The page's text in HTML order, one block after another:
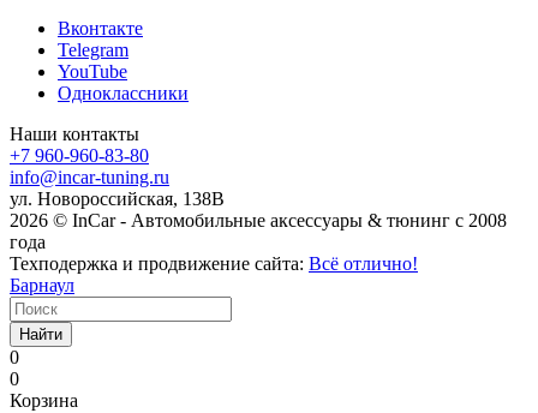
Вконтакте
Telegram
YouTube
Одноклассники
Наши контакты
+7 960-960-83-80
info@incar-tuning.ru
ул. Новороссийская, 138В
2026 © InCar - Автомобильные аксессуары & тюнинг с 2008
года
Техподержка и продвижение сайта: Всё отлично!
Барнаул
Найти
0
0
Корзина